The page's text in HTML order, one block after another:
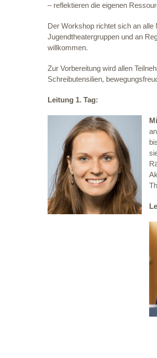
– reflektieren die eigenen
Der Workshop richtet sich an
Jugendtheatergruppen und an
willkommen.
Zur Vorbereitung wird allen
Schreibutensilien,
Leitung 1. Tag: